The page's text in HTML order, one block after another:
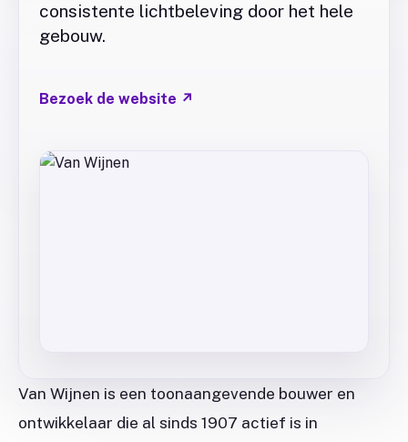
consistente lichtbeleving door het hele
gebouw.
Bezoek de website ↗
Van Wijnen is een toonaangevende bouwer en
ontwikkelaar die al sinds 1907 actief is in